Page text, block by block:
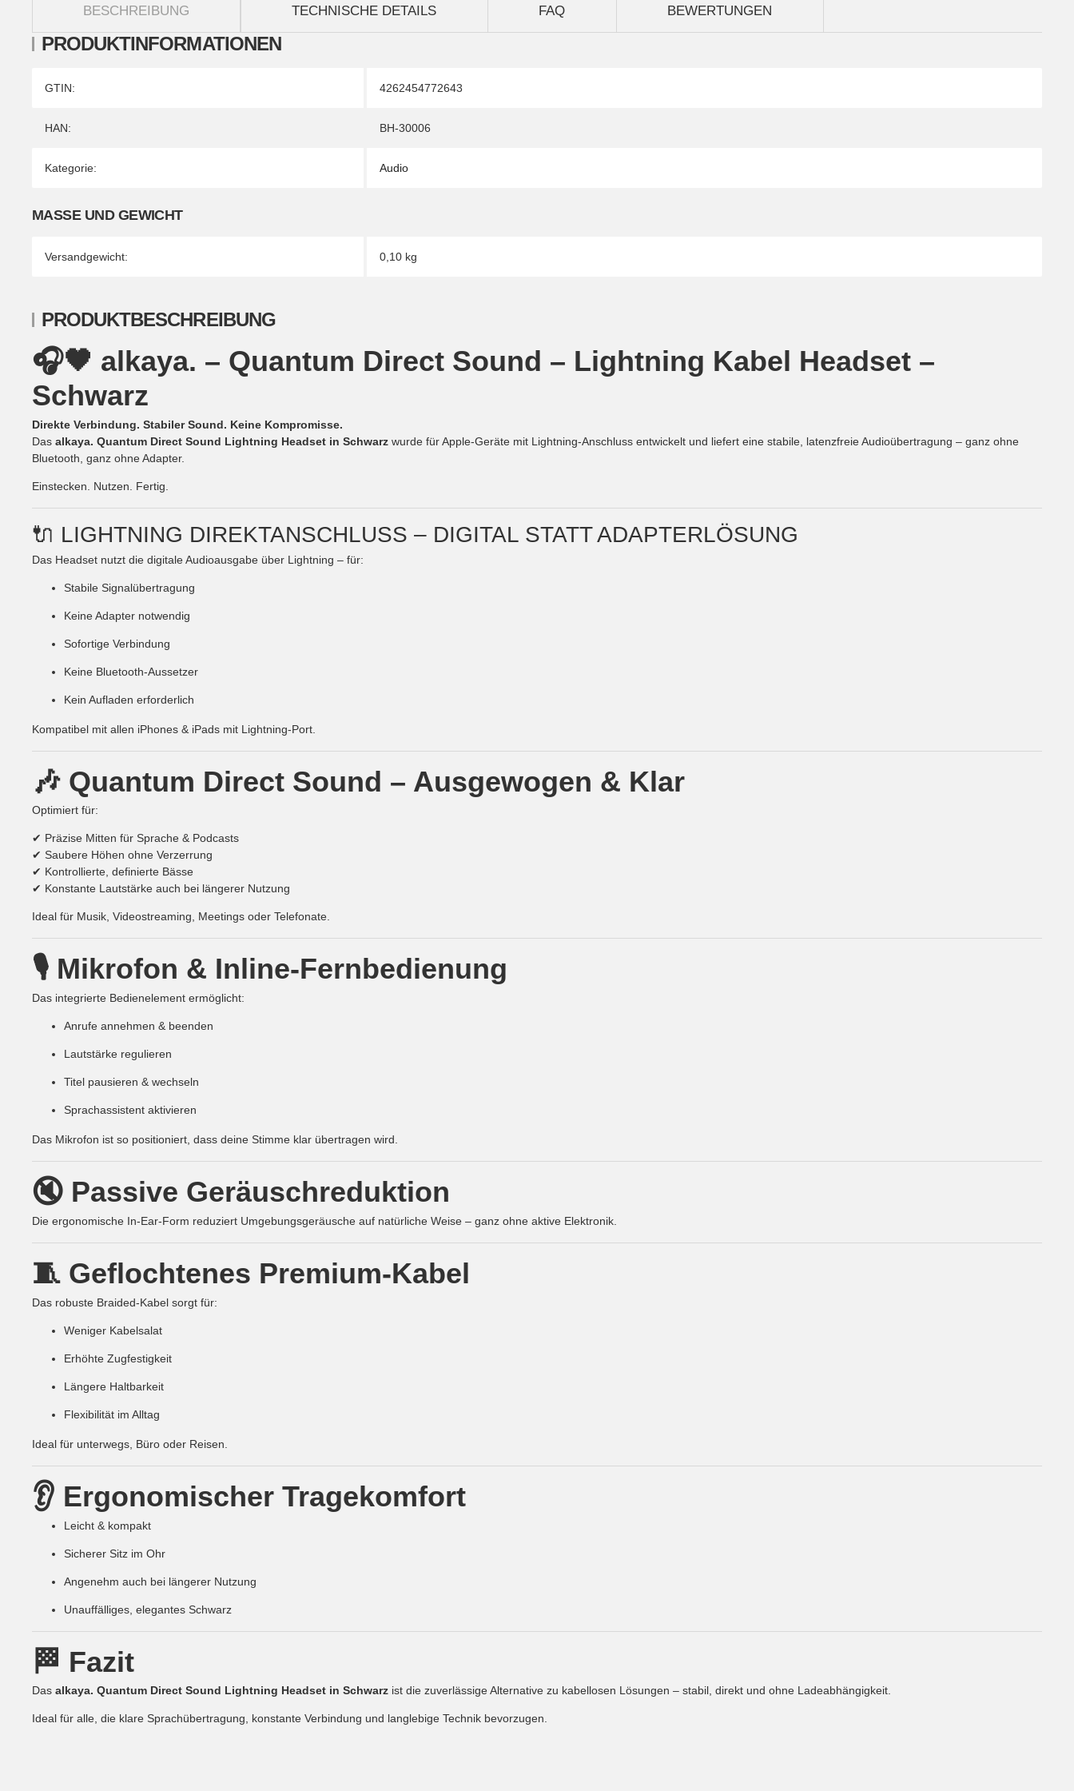
BESCHREIBUNG TECHNISCHE DETAILS FAQ BEWERTUNGEN
PRODUKTINFORMATIONEN
Produkteigenschaft
Wert
GTIN: 4262454772643
HAN: BH-30006
Kategorie: Audio
MASSE UND GEWICHT
Versandgewicht: 0,10 kg
PRODUKTBESCHREIBUNG
🎧🖤 alkaya. – Quantum Direct Sound – Lightning Kabel Headset –
Schwarz
Direkte Verbindung. Stabiler Sound. Keine Kompromisse.
Das alkaya. Quantum Direct Sound Lightning Headset in Schwarz wurde für Apple-Geräte mit Lightning-Anschluss entwickelt und liefert eine stabile, latenzfreie Audioübertragung – ganz ohne
Bluetooth, ganz ohne Adapter.
Einstecken. Nutzen. Fertig.
🔌 LIGHTNING DIREKTANSCHLUSS – DIGITAL STATT ADAPTERLÖSUNG
Das Headset nutzt die digitale Audioausgabe über Lightning – für:
Stabile Signalübertragung
Keine Adapter notwendig
Sofortige Verbindung
Keine Bluetooth-Aussetzer
Kein Aufladen erforderlich
Kompatibel mit allen iPhones & iPads mit Lightning-Port.
🎶 Quantum Direct Sound – Ausgewogen & Klar
Optimiert für:
✔ Präzise Mitten für Sprache & Podcasts
✔ Saubere Höhen ohne Verzerrung
✔ Kontrollierte, definierte Bässe
✔ Konstante Lautstärke auch bei längerer Nutzung
Ideal für Musik, Videostreaming, Meetings oder Telefonate.
🎙️ Mikrofon & Inline-Fernbedienung
Das integrierte Bedienelement ermöglicht:
Anrufe annehmen & beenden
Lautstärke regulieren
Titel pausieren & wechseln
Sprachassistent aktivieren
Das Mikrofon ist so positioniert, dass deine Stimme klar übertragen wird.
🔇 Passive Geräuschreduktion
Die ergonomische In-Ear-Form reduziert Umgebungsgeräusche auf natürliche Weise – ganz ohne aktive Elektronik.
🧵 Geflochtenes Premium-Kabel
Das robuste Braided-Kabel sorgt für:
Weniger Kabelsalat
Erhöhte Zugfestigkeit
Längere Haltbarkeit
Flexibilität im Alltag
Ideal für unterwegs, Büro oder Reisen.
👂 Ergonomischer Tragekomfort
Leicht & kompakt
Sicherer Sitz im Ohr
Angenehm auch bei längerer Nutzung
Unauffälliges, elegantes Schwarz
🏁 Fazit
Das alkaya. Quantum Direct Sound Lightning Headset in Schwarz ist die zuverlässige Alternative zu kabellosen Lösungen – stabil, direkt und ohne Ladeabhängigkeit.
Ideal für alle, die klare Sprachübertragung, konstante Verbindung und langlebige Technik bevorzugen.